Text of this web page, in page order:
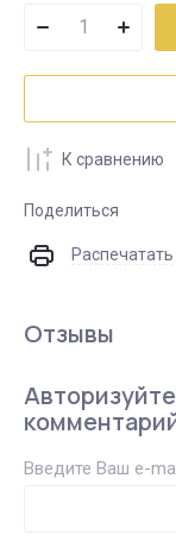
К сравнению
Поделиться
Распечатать
Отзывы
Введите Ваш e-